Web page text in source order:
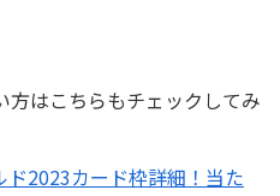
方はこちらもチェックしてみ
ド2023カード枠詳細！当た